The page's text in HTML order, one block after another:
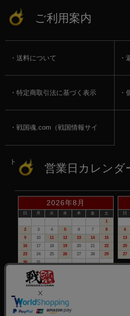
ご利用案内
送料について
特定商取引法に基づく表示
戦国魂.com（戦国情報サイ
ト） 営業日カレンダ
2026年8月
日 月 火 水 木 金
土
1
2
3 4 5 6 7
8
9
10 11 12 13 14
15
16
17 18 19 20 21
22
23
24 25 26 27 28
29
30
31
日
6
13
20
27
赤い日付が定休日です。
※定休日は、商品の発送・電話でのお問
おりますので予めご了承下さい。